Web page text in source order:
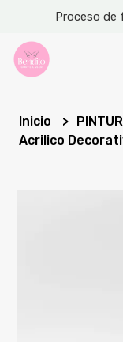
Proceso de
Inicio
Acrilico